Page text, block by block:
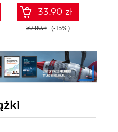
33.90 zł
39.90zł (-15%)